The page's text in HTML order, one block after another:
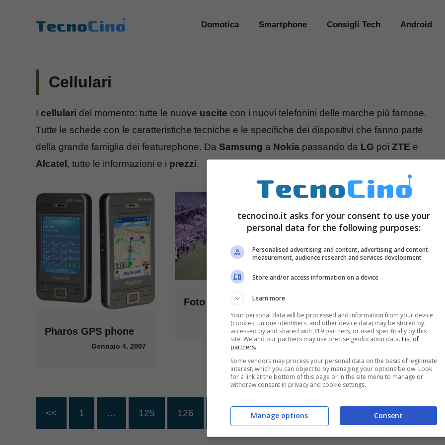
Domotica Smartphone Consigli Tech Android
Cellulari
I cellulari del momento: tutte le nuove uscite con i nuovi telefonini delle marche più famose.
Tutte le schede con le caratteristiche tecniche e le specifiche dei dispositivi che fanno parte
della grande famiglia dei featurephone. Da Samsung a Nokia passando da LG poi ZTE e
Alcatel , tutte le informazioni e i prezzi.
Pharos GPS phone
Gennaio 4, 2007
Foto Lettori 6
Gennaio 3, 2007
Buon 2007!
<< 1 … 125 126
tecnocino.it asks for your consent to use your
personal data for the following purposes:
Personalised advertising and content, advertising and content
measurement, audience research and services development
Store and/or access information on a device
Learn more
Your personal data will be processed and information from your device
(cookies, unique identifiers, and other device data) may be stored by,
accessed by and shared with 319 partners, or used specifically by this
site. We and our partners may use precise geolocation data. List of
partners.
Some vendors may process your personal data on the basis of legitimate
interest, which you can object to by managing your options below. Look
for a link at the bottom of this page or in the site menu to manage or
withdraw consent in privacy and cookie settings.
Consent
Manage options